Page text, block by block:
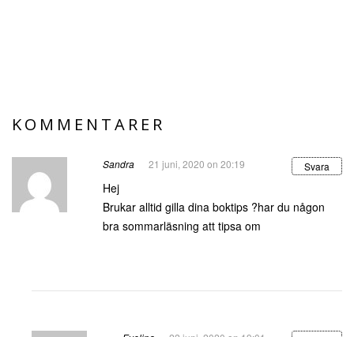
KOMMENTARER
Sandra 21 juni, 2020 on 20:19 Svara
Hej
Brukar alltid gilla dina boktips ?har du någon
bra sommarläsning att tipsa om